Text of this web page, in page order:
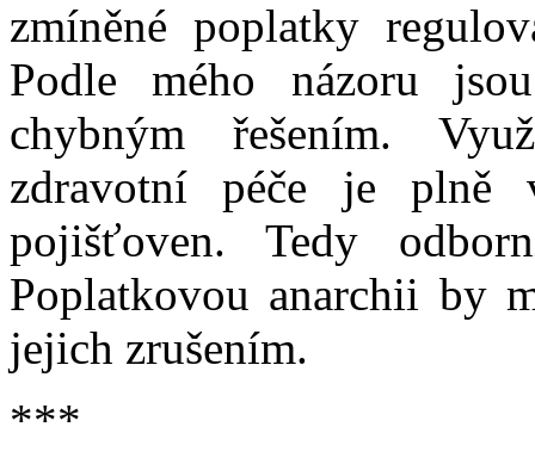
zmíněné poplatky
Podle mého názoru
chybným řešením.
zdravotní péče je plně
pojišťoven. Tedy
Poplatkovou anarchii by
jejich zrušením.
***